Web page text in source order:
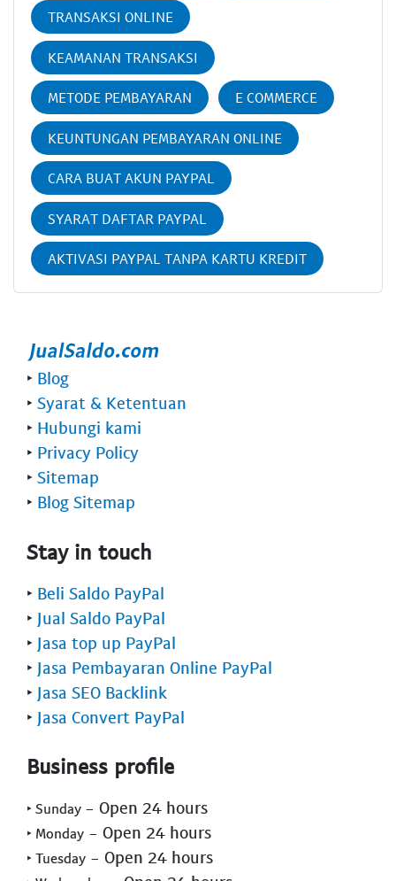
TRANSAKSI ONLINE
KEAMANAN TRANSAKSI
METODE PEMBAYARAN E COMMERCE
KEUNTUNGAN PEMBAYARAN ONLINE
CARA BUAT AKUN PAYPAL
SYARAT DAFTAR PAYPAL
AKTIVASI PAYPAL TANPA KARTU KREDIT
‣ Blog
‣ Syarat & Ketentuan
‣ Hubungi kami
‣ Privacy Policy
‣ Sitemap
‣ Blog Sitemap
Stay in touch
‣ Beli Saldo PayPal
‣ Jual Saldo PayPal
‣ Jasa top up PayPal
‣ Jasa Pembayaran Online PayPal
‣ Jasa SEO Backlink
‣ Jasa Convert PayPal
Business profile
‣ Sunday - Open 24 hours
‣ Monday - Open 24 hours
‣ Tuesday - Open 24 hours